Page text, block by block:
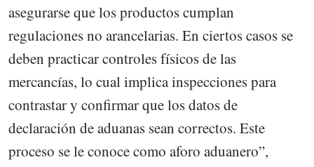
asegurarse que los productos cumplan
regulaciones no arancelarias. En ciertos casos se
deben practicar controles físicos de las
mercancías, lo cual implica inspecciones para
contrastar y confirmar que los datos de
declaración de aduanas sean correctos. Este
proceso se le conoce como aforo aduanero”,